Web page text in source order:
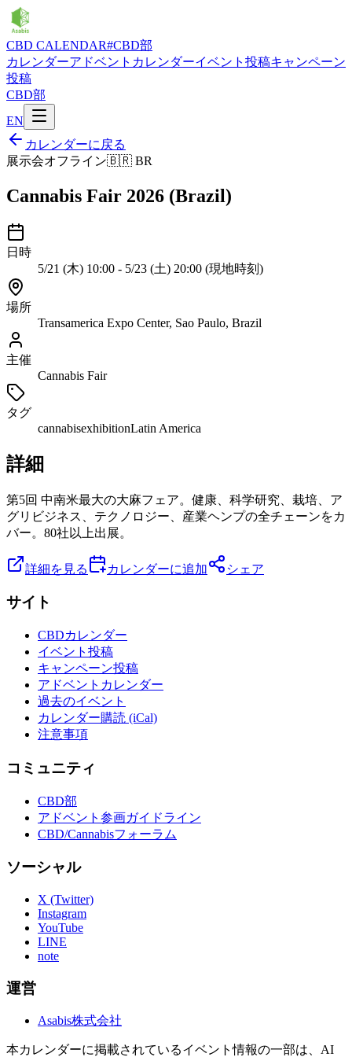
CBD CALENDAR#CBD部
カレンダーアドベントカレンダーイベント投稿キャンペーン
投稿
CBD部
EN
カレンダーに戻る
展示会オフライン🇧🇷 BR
Cannabis Fair 2026 (Brazil)
日時
5/21 (木) 10:00 - 5/23 (土) 20:00 (現地時刻)
場所
Transamerica Expo Center, Sao Paulo, Brazil
主催
Cannabis Fair
タグ
cannabisexhibitionLatin America
詳細
第5回 中南米最大の大麻フェア。健康、科学研究、栽培、ア
グリビジネス、テクノロジー、産業ヘンプの全チェーンをカ
バー。80社以上出展。
詳細を見る カレンダーに追加 シェア
サイト
CBDカレンダー
イベント投稿
キャンペーン投稿
アドベントカレンダー
過去のイベント
カレンダー購読 (iCal)
注意事項
コミュニティ
CBD部
アドベント参画ガイドライン
CBD/Cannabisフォーラム
ソーシャル
X (Twitter)
Instagram
YouTube
LINE
note
運営
Asabis株式会社
本カレンダーに掲載されているイベント情報の一部は、AI